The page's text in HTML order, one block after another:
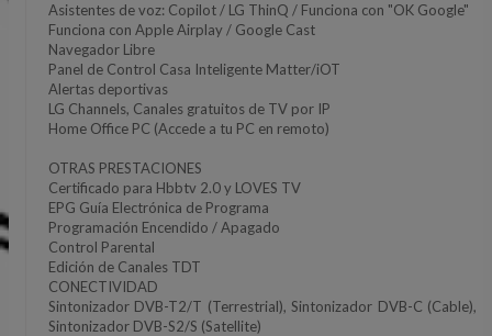
Asistentes de voz: Copilot / LG ThinQ / Funciona con "OK Google"
Funciona con Apple Airplay / Google Cast
Navegador Libre
Panel de Control Casa Inteligente Matter/iOT
Alertas deportivas
LG Channels, Canales gratuitos de TV por IP
Home Office PC (Accede a tu PC en remoto)
OTRAS PRESTACIONES
Certificado para Hbbtv 2.0 y LOVES TV
EPG Guía Electrónica de Programa
Programación Encendido / Apagado
Control Parental
Edición de Canales TDT
CONECTIVIDAD
Sintonizador DVB-T2/T (Terrestrial), Sintonizador DVB-C (Cable),
Sintonizador DVB-S2/S (Satellite)